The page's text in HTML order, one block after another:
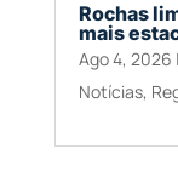
Rochas
mais
Ago 4, 2026 |
Notícias,